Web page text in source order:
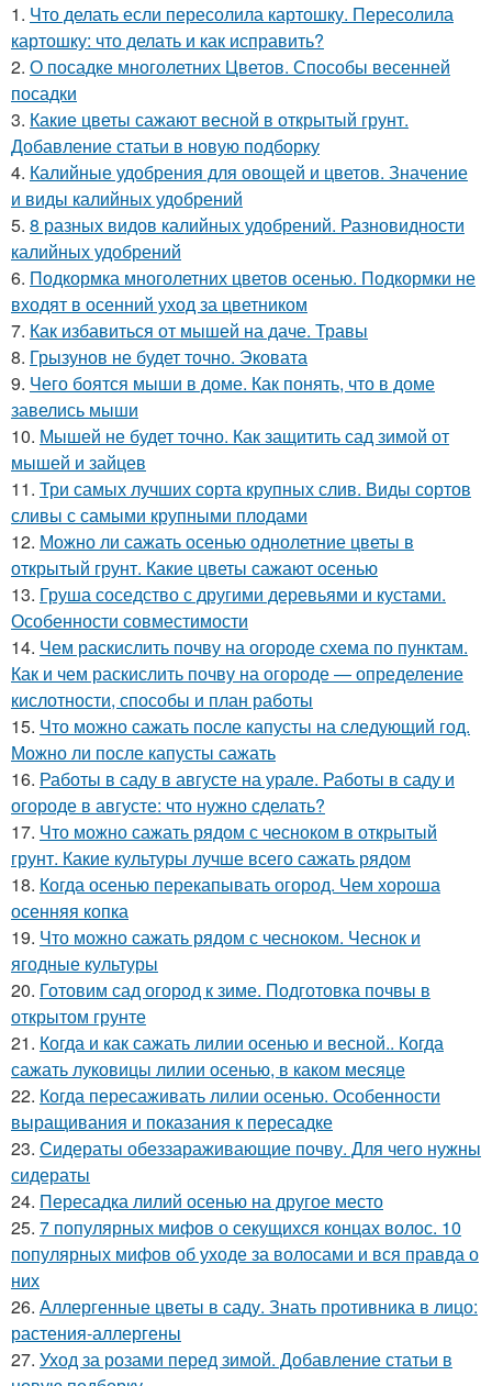
1. Что делать если пересолила картошку. Пересолила
картошку: что делать и как исправить?
2. О посадке многолетних Цветов. Способы весенней
посадки
3. Какие цветы сажают весной в открытый грунт.
Добавление статьи в новую подборку
4. Калийные удобрения для овощей и цветов. Значение
и виды калийных удобрений
5. 8 разных видов калийных удобрений. Разновидности
калийных удобрений
6. Подкормка многолетних цветов осенью. Подкормки не
входят в осенний уход за цветником
7. Как избавиться от мышей на даче. Травы
8. Грызунов не будет точно. Эковата
9. Чего боятся мыши в доме. Как понять, что в доме
завелись мыши
10. Мышей не будет точно. Как защитить сад зимой от
мышей и зайцев
11. Три самых лучших сорта крупных слив. Виды сортов
сливы с самыми крупными плодами
12. Можно ли сажать осенью однолетние цветы в
открытый грунт. Какие цветы сажают осенью
13. Груша соседство с другими деревьями и кустами.
Особенности совместимости
14. Чем раскислить почву на огороде схема по пунктам.
Как и чем раскислить почву на огороде — определение
кислотности, способы и план работы
15. Что можно сажать после капусты на следующий год.
Можно ли после капусты сажать
16. Работы в саду в августе на урале. Работы в саду и
огороде в августе: что нужно сделать?
17. Что можно сажать рядом с чесноком в открытый
грунт. Какие культуры лучше всего сажать рядом
18. Когда осенью перекапывать огород. Чем хороша
осенняя копка
19. Что можно сажать рядом с чесноком. Чеснок и
ягодные культуры
20. Готовим сад огород к зиме. Подготовка почвы в
открытом грунте
21. Когда и как сажать лилии осенью и весной.. Когда
сажать луковицы лилии осенью, в каком месяце
22. Когда пересаживать лилии осенью. Особенности
выращивания и показания к пересадке
23. Сидераты обеззараживающие почву. Для чего нужны
сидераты
24. Пересадка лилий осенью на другое место
25. 7 популярных мифов о секущихся концах волос. 10
популярных мифов об уходе за волосами и вся правда о
них
26. Аллергенные цветы в саду. Знать противника в лицо:
растения-аллергены
27. Уход за розами перед зимой. Добавление статьи в